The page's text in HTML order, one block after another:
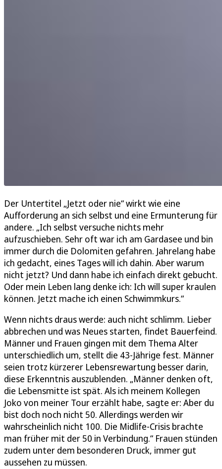
Der Untertitel „Jetzt oder nie“ wirkt wie eine
Aufforderung an sich selbst und eine Ermunterung für
andere. „Ich selbst versuche nichts mehr
aufzuschieben. Sehr oft war ich am Gardasee und bin
immer durch die Dolomiten gefahren. Jahrelang habe
ich gedacht, eines Tages will ich dahin. Aber warum
nicht jetzt? Und dann habe ich einfach direkt gebucht.
Oder mein Leben lang denke ich: Ich will super kraulen
können. Jetzt mache ich einen Schwimmkurs.“
Wenn nichts draus werde: auch nicht schlimm. Lieber
abbrechen und was Neues starten, findet Bauerfeind.
Männer und Frauen gingen mit dem Thema Alter
unterschiedlich um, stellt die 43-Jährige fest. Männer
seien trotz kürzerer Lebensrewartung besser darin,
diese Erkenntnis auszublenden. „Männer denken oft,
die Lebensmitte ist spät. Als ich meinem Kollegen
Joko von meiner Tour erzählt habe, sagte er: Aber du
bist doch noch nicht 50. Allerdings werden wir
wahrscheinlich nicht 100. Die Midlife-Crisis brachte
man früher mit der 50 in Verbindung.“ Frauen stünden
zudem unter dem besonderen Druck, immer gut
aussehen zu müssen.